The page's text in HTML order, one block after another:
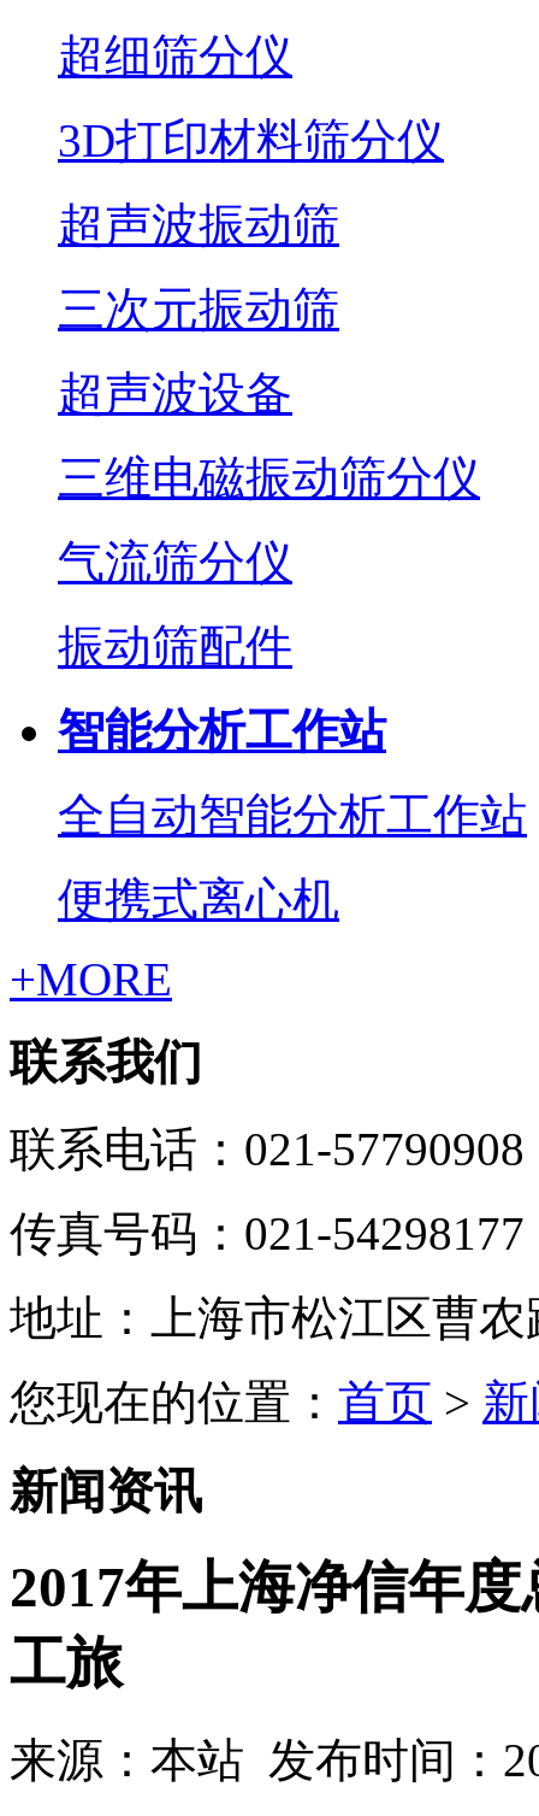
超细筛分仪
3D打印材料筛分仪
超声波振动筛
三次元振动筛
超声波设备
三维电磁振动筛分仪
气流筛分仪
振动筛配件
智能分析工作站
全自动智能分析工作站
便携式离心机
+MORE
联系我们
联系电话：021-57790908
传真号码：021-54298177
地址：上海市松江区曹农
您现在的位置： 首页 >
新闻资讯
2017年上海净信年
工旅
来源：本站 发布时间：